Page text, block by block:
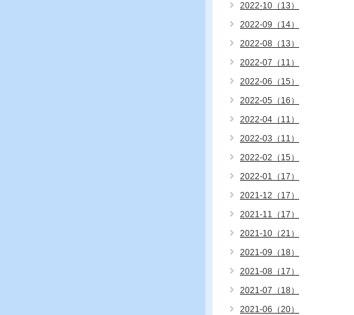
2022-10（13）
2022-09（14）
2022-08（13）
2022-07（11）
2022-06（15）
2022-05（16）
2022-04（11）
2022-03（11）
2022-02（15）
2022-01（17）
2021-12（17）
2021-11（17）
2021-10（21）
2021-09（18）
2021-08（17）
2021-07（18）
2021-06（20）